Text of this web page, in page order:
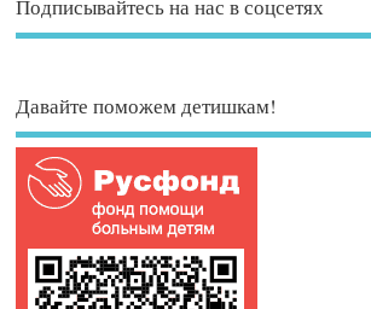
Подписывайтесь на нас в соцсетях
Давайте поможем детишкам!